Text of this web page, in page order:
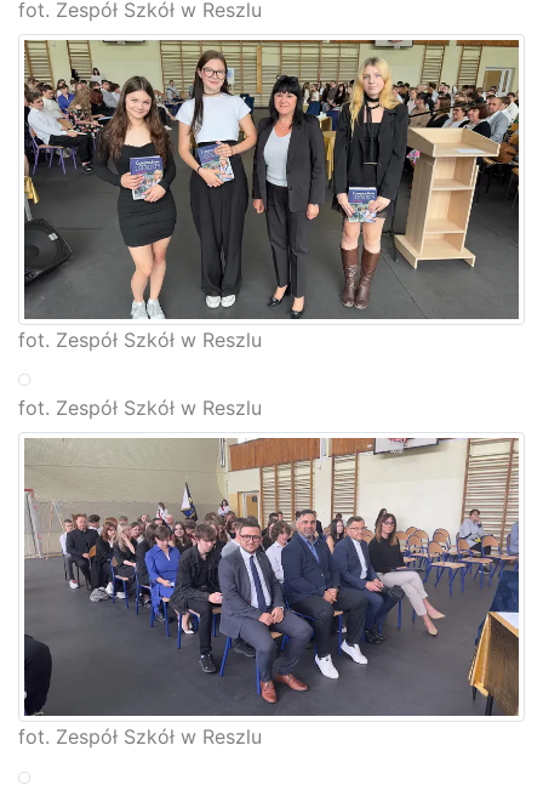
fot. Zespół Szkół w Reszlu
fot. Zespół Szkół w Reszlu
fot. Zespół Szkół w Reszlu
fot. Zespół Szkół w Reszlu